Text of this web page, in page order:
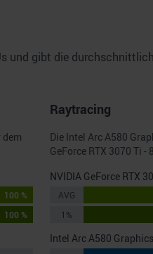
und gibt die
dem
100 %
100 %
Raytracing
Die Intel Arc A580
GeForce RTX 3070 Ti -
NVIDIA GeForce RTX
AVG
1%
Intel Arc A580